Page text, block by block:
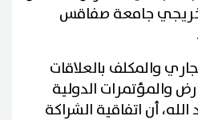
خريجي جامعة صفاقس
والمكلف بالعلاقات
والمؤتمرات الدولية
أن اتفاقية الشراكة